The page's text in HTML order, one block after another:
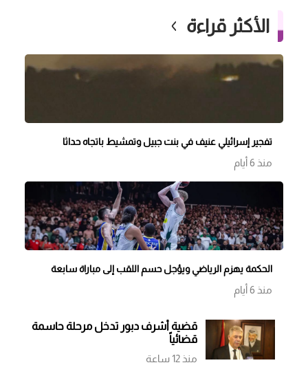
الأكثر قراءة
تفجير إسرائيلي عنيف في بنت جبيل وتمشيط باتجاه حداثا
منذ 6 أيام
الحكمة يهزم الرياضي ويؤجل حسم اللقب إلى مباراة سابعة
منذ 6 أيام
قضية أشرف دبور تدخل مرحلة حاسمة
قضائياً
منذ 12 ساعة